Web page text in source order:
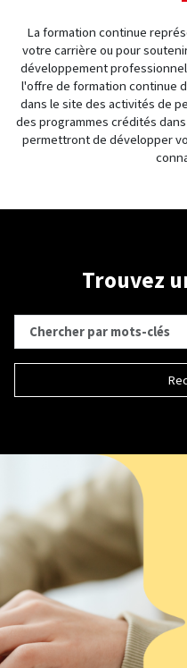
La formation continue
votre carrière ou pour
développement
l'offre de formation continue
dans le site des activités de
des programmes crédités
permettront de développer
Trouvez